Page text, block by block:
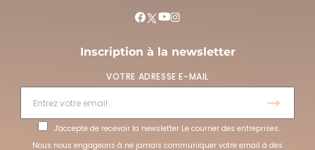
Inscription à la newsletter
VOTRE ADRESSE E-MAIL
J'accepte de recevoir la newsletter Le courrier des entreprises.
Nous nous engageons à ne jamais communiquer votre email à des